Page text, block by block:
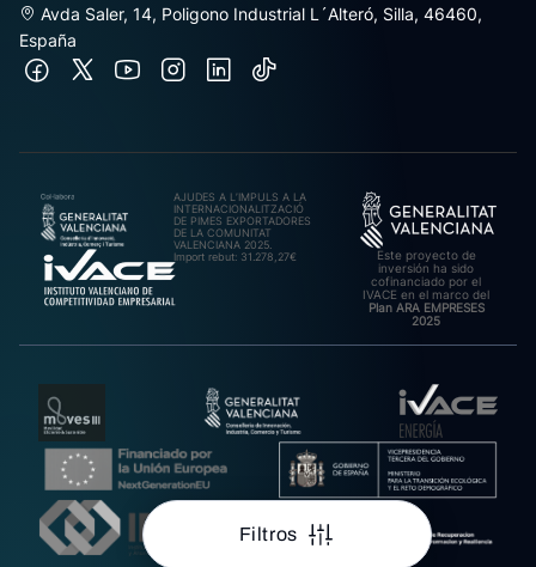
Filtros
Avda Saler, 14, Poligono Industrial L´Alteró, Silla, 46460,
España
AJUDES A L’IMPULS A LA
INTERNACIONALITZACIÓ
DE PIMES EXPORTADORES
DE LA COMUNITAT
VALENCIANA 2025.
Import rebut: 31.278,27€
Este proyecto de
inversión ha sido
cofinanciado por el
IVACE en el marco del
Plan ARA EMPRESES
2025